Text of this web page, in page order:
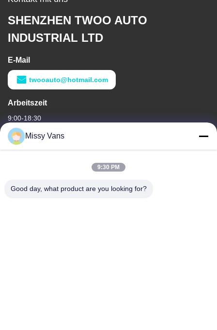
SHENZHEN TWOO AUTO
INDUSTRIAL LTD
E-Mail
twooauto@hotmail.com
Arbeitszeit
9:00-18:30
Unsere Adresse
Nr. 8028, Jincheng Industrial Center, South Lixin Rd, Fuyong
Missy Vans
9:30 PM
Good day, what product are you looking for?